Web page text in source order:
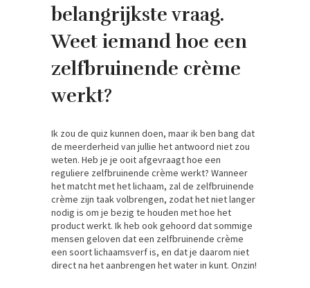
belangrijkste vraag.
Weet iemand hoe een
zelfbruinende crème
werkt?
Ik zou de quiz kunnen doen, maar ik ben bang dat
de meerderheid van jullie het antwoord niet zou
weten. Heb je je ooit afgevraagt hoe een
reguliere zelfbruinende crème werkt? Wanneer
het matcht met het lichaam, zal de zelfbruinende
crème zijn taak volbrengen, zodat het niet langer
nodig is om je bezig te houden met hoe het
product werkt. Ik heb ook gehoord dat sommige
mensen geloven dat een zelfbruinende crème
een soort lichaamsverf is, en dat je daarom niet
direct na het aanbrengen het water in kunt. Onzin!